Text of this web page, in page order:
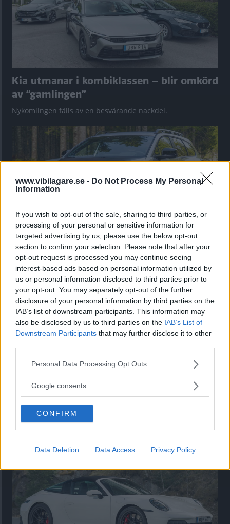
www.vibilagare.se - Do Not Process My Personal
Information
If you wish to opt-out of the sale, sharing to third parties, or
processing of your personal or sensitive information for
targeted advertising by us, please use the below opt-out
section to confirm your selection. Please note that after your
opt-out request is processed you may continue seeing
interest-based ads based on personal information utilized by
us or personal information disclosed to third parties prior to
your opt-out. You may separately opt-out of the further
disclosure of your personal information by third parties on the
IAB’s list of downstream participants. This information may
also be disclosed by us to third parties on the IAB’s List of
Downstream Participants that may further disclose it to other
Please note that this website/app uses one or more Google
not limited to your visit or usage behaviour. You may click to
use your data for below specified purposes in below Google
consent section.
Personal Data Processing Opt Outs
Google consents
CONFIRM
Data Deletion Data Access Privacy Policy
Kia utmanar i kombiklassen – blir omkörd
av ”gamlingen”
Nykomlingen fälls av en besvärande nackdel.
”God chans att bli ny favorit”
Utbudet av terrängdugliga kombibilar har krympt men fylls
nu på av eldrivna Toyota bZ4X Touring. Vi provkör.
Så står sig nya Toyota RAV4
Vi ställe nykomlingen mot Audi Q3 och Mazda CX-5.